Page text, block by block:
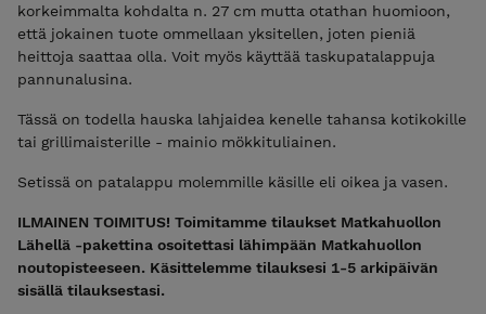
korkeimmalta kohdalta n. 27 cm mutta otathan huomioon,
että jokainen tuote ommellaan yksitellen, joten pieniä
heittoja saattaa olla. Voit myös käyttää taskupatalappuja
pannunalusina.
Tässä on todella hauska lahjaidea kenelle tahansa kotikokille
tai grillimaisterille - mainio mökkituliainen.
Setissä on patalappu molemmille käsille eli oikea ja vasen.
ILMAINEN TOIMITUS! Toimitamme tilaukset Matkahuollon
Lähellä -pakettina osoitettasi lähimpään Matkahuollon
noutopisteeseen. Käsittelemme tilauksesi 1-5 arkipäivän
sisällä tilauksestasi.